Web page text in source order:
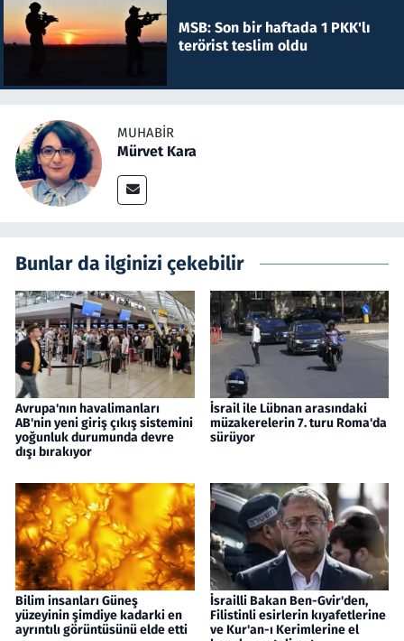
MSB: Son bir haftada 1 PKK'lı
terörist teslim oldu
MUHABIR
Mürvet Kara
Bunlar da ilginizi çekebilir
Avrupa'nın havalimanları
AB'nin yeni giriş çıkış sistemini
yoğunluk durumunda devre
dışı bırakıyor
İsrail ile Lübnan arasındaki
müzakerelerin 7. turu Roma'da
sürüyor
Bilim insanları Güneş
yüzeyinin şimdiye kadarki en
ayrıntılı görüntüsünü elde etti
İsrailli Bakan Ben-Gvir'den,
Filistinli esirlerin kıyafetlerine
ve Kur'an-ı Kerimlerine el